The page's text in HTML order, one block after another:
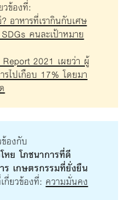
ข้องที่:
อาหารที่เรากินกับเศษ
คนละเป้าหมาย
2021 เผยว่า ผู้
รไปเกือบ 17% โดยมา
องกับ
หย โภชนาการที่ดี
ร เกษตรกรรมที่ยั่งยืน
กี่ยวข้องที่: ความมั่นคง